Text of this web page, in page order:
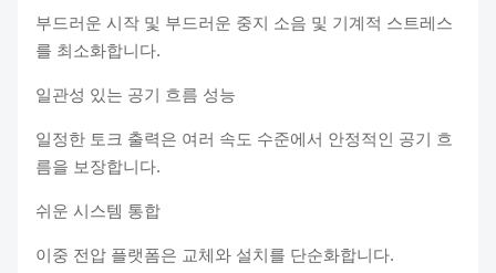
부드러운 시작 및 부드러운 중지 소음 및 기계적 스트레스
를 최소화합니다.
일관성 있는 공기 흐름 성능
일정한 토크 출력은 여러 속도 수준에서 안정적인 공기 흐
름을 보장합니다.
쉬운 시스템 통합
이중 전압 플랫폼은 교체와 설치를 단순화합니다.